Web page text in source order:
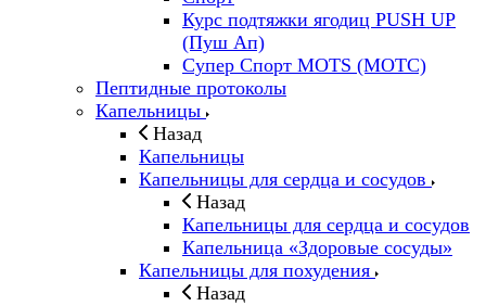
Курс подтяжки ягодиц PUSH UP
(Пуш Ап)
Супер Спорт MOTS (МОТС)
Пептидные протоколы
Капельницы
Назад
Капельницы
Капельницы для сердца и сосудов
Назад
Капельницы для сердца и сосудов
Капельница «Здоровые сосуды»
Капельницы для похудения
Назад